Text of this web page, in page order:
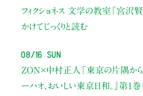
フィクショネス 文学の教室 「宮沢
かけてじっくりと読む
08/16 Sun
ZON×中村正人 「東京の片隅から
ーハオ、おいしい東京日和。』第1巻（